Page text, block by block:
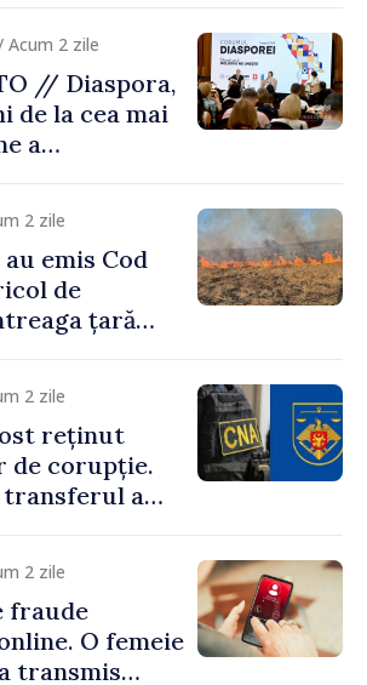
național
Acum 2 zile
// Diaspora,
de la cea mai
a
2 zile
emis Cod
de
țară
2 zile
reținut
de corupție.
a
2 zile
fraude
O femeie
transmis